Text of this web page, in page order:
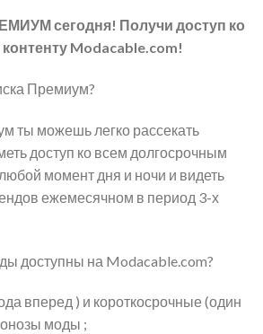
сегодня! Получи доступ ко
Modacable.com!
Премиум?
ты можешь легко рассекать
доступ ко всем долгосрочным
момент дня и ночи и видеть
ежемесячном в период 3-х
доступны на Modacable.com?
вперед ) и короткосрочные (один
моды ;